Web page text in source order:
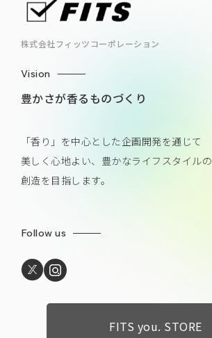
株式会社フィッツコーポレーション
Vision
豊かさが香るものづくり
「香り」を中心とした企画開発を通じて
美しく心地よい、豊かなライフスタイルの
創造を目指します。
Follow us
FITS you. STORE